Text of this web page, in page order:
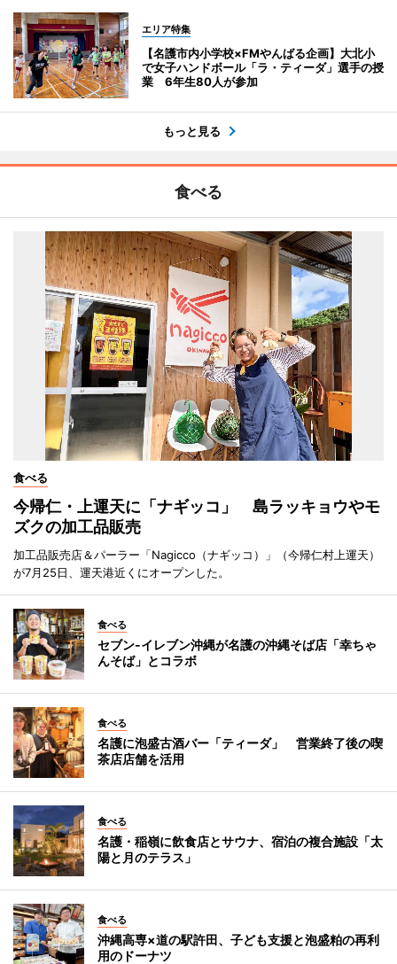
エリア特集
【名護市内小学校×FMやんばる企画】大北小
で女子ハンドボール「ラ・ティーダ」選手の授
業 6年生80人が参加
もっと見る
食べる
食べる
今帰仁・上運天に「ナギッコ」 島ラッキョウやモ
ズクの加工品販売
加工品販売店＆パーラー「Nagicco（ナギッコ）」（今帰仁村上運天）
が7月25日、運天港近くにオープンした。
食べる
セブン‐イレブン沖縄が名護の沖縄そば店「幸ちゃ
んそば」とコラボ
食べる
名護に泡盛古酒バー「ティーダ」 営業終了後の喫
茶店店舗を活用
食べる
名護・稲嶺に飲食店とサウナ、宿泊の複合施設「太
陽と月のテラス」
食べる
沖縄高専×道の駅許田、子ども支援と泡盛粕の再利
用のドーナツ